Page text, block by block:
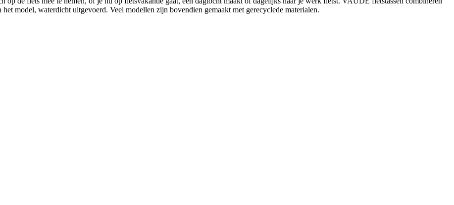
model, waterdicht uitgevoerd. Veel modellen zijn bovendien gemaakt met gerecyclede materialen.